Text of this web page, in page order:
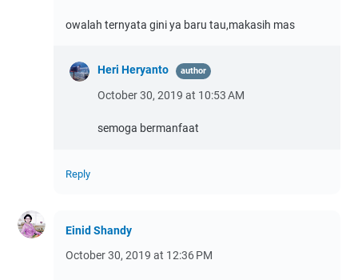
owalah ternyata gini ya baru tau,makasih mas
Heri Heryanto
October 30, 2019 at 10:53 AM
semoga bermanfaat
Reply
Einid Shandy
October 30, 2019 at 12:36 PM